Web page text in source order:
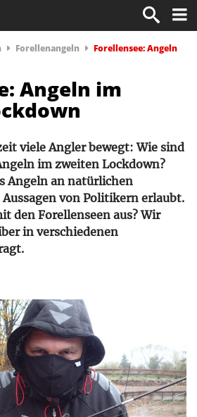
Forellenangeln
Forellensee: Angeln
Angeln im
viele Angler bewegt: Wie sind
im zweiten Lockdown?
Angeln an natürlichen
Aussagen von Politikern erlaubt.
den Forellenseen aus? Wir
in verschiedenen